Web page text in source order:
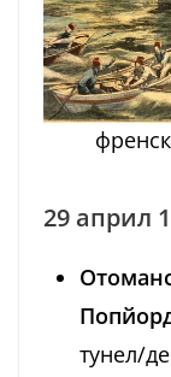
29 април
тунел/